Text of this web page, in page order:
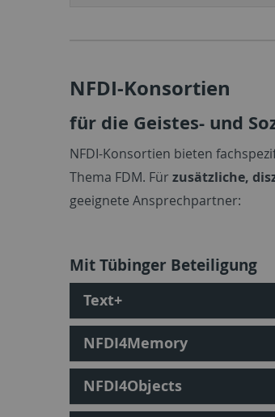
NFDI-Konsortien
für die Geistes- und
NFDI-Konsortien bieten
Thema FDM. Für zusätzliche,
geeignete Ansprechpartner:
Mit Tübinger Beteiligung
Text+
NFDI4Memory
NFDI4Objects